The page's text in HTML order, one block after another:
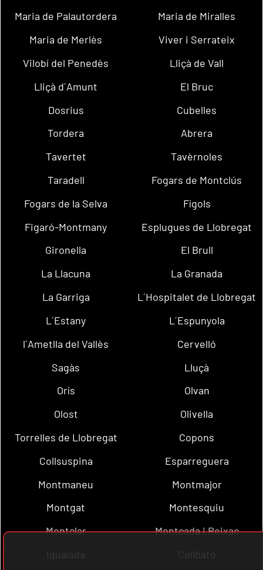
Maria de Palautordera
Maria de Miralles
Maria de Merlès
Viver i Serrateix
Vilobí del Penedès
Lliçà de Vall
Lliçà d´Amunt
El Bruc
Dosrius
Cubelles
Tordera
Abrera
Tavertet
Tavèrnoles
Taradell
Fogars de Montclús
Fogars de la Selva
Fígols
Figaró-Montmany
Esplugues de Llobregat
Gironella
El Brull
La Llacuna
La Granada
La Garriga
L´Hospitalet de Llobregat
L´Estany
L´Espunyola
l´Ametlla del Vallès
Cervelló
Sagàs
Lluçà
Orís
Olvan
Olost
Olivella
Torrelles de Llobregat
Copons
Collsuspina
Esparreguera
Montmaneu
Montmajor
Montgat
Montesquiu
Montclar
Montcada i Reixac
Igualada
Collbató